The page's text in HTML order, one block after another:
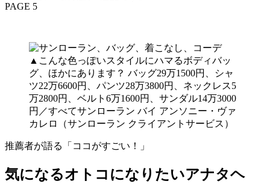
PAGE 5
▲こんな色っぽいスタイルにハマるボディバッ
グ、ほかにあります？ バッグ29万1500円、シャ
ツ22万6600円、パンツ28万3800円、ネックレス5
万2800円、ベルト6万1600円、サンダル14万3000
円／すべてサンローラン バイ アンソニー・ヴァ
カレロ（サンローラン クライアントサービス）
推薦者が語る「ココがすごい！」
気になるオトコになりたいアナタヘ